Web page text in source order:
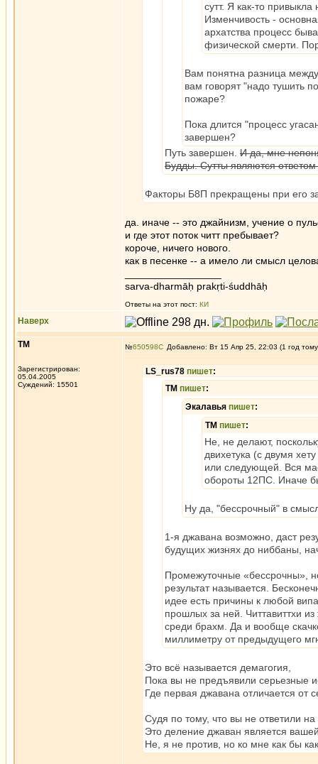
сутт. Я как-то
Изменчивость -
архатства процесс
физической смерти.
Вам понятна разница
вам говорят "надо тушить
пожаре?
Пока длится "процесс
завершен?
Путь завершен. И да, мне
Будды. Сутты являются
Факторы Б8П прекращены при его
да. иначе -- это джайнизм, учение о
и где этот поток читт пребывает?
короче, ничего нового.
как в песенке -- а имело ли смысл
sarva-dharmāḥ prakṛti-śuddhāḥ
Ответы на этот пост: КИ
Наверх
ТМ
Зарегистрирован:
05.04.2005
Суждений: 15501
№650598 Добавлено: Вт 15 Апр 25, 22:03 (1 год
LS_rus78 пишет:
ТМ пишет:
Экалавья пишет:
ТМ пишет:
Не, не делают,
двихетука (с двумя
или следующей. Вся
обороты 12ПС. Иначе
Ну да, "бессрочный" в
1-я джавана возможно, даст
будущих жизнях до ниббаны,
Промежуточные «бессрочны»,
результат называется.
идее есть причины к любой
прошлых за ней. Читтавиттхи
среди брахм. Да и вообще
миллиметру от предыдущего
Это всё называется демагогия,
Пока вы не предъявили серьезные
Где первая джавана отличается от
Судя по тому, что вы не ответили
Это деление джаван является
Не, я не против, но ко мне как бы